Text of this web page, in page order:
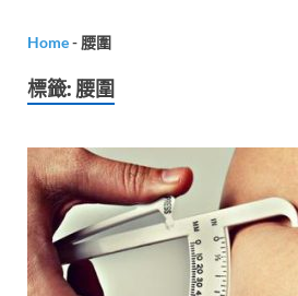
Home- 腰圍
標籤: 腰圍